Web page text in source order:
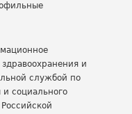
и
службой по
и социального